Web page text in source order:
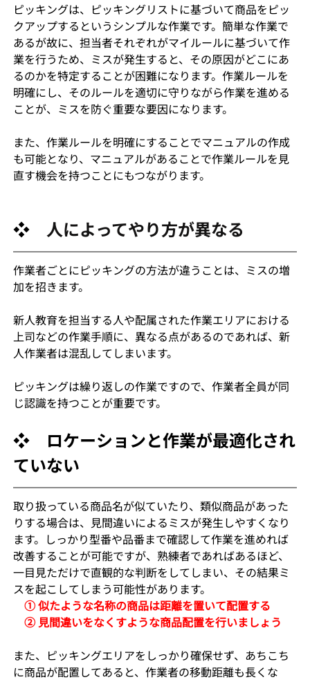
ピッキングは、ピッキングリストに基づいて商品をピッ
クアップするというシンプルな作業です。簡単な作業で
あるが故に、担当者それぞれがマイルールに基づいて作
業を行うため、ミスが発生すると、その原因がどこにあ
るのかを特定することが困難になります。作業ルールを
明確にし、そのルールを適切に守りながら作業を進める
ことが、ミスを防ぐ重要な要因になります。
また、作業ルールを明確にすることでマニュアルの作成
も可能となり、マニュアルがあることで作業ルールを見
直す機会を持つことにもつながります。
❖ 人によってやり方が異なる
作業者ごとにピッキングの方法が違うことは、ミスの増
加を招きます。
新人教育を担当する人や配属された作業エリアにおける
上司などの作業手順に、異なる点があるのであれば、新
人作業者は混乱してしまいます。
ピッキングは繰り返しの作業ですので、作業者全員が同
じ認識を持つことが重要です。
❖　ロケーションと作業が最適化され
ていない
取り扱っている商品名が似ていたり、類似商品があった
りする場合は、見間違いによるミスが発生しやすくなり
ます。しっかり型番や品番まで確認して作業を進めれば
改善することが可能ですが、熟練者であればあるほど、
一目見ただけで直観的な判断をしてしまい、その結果ミ
スを起こしてしまう可能性があります。
① 似たような名称の商品は距離を置いて配置する
② 見間違いをなくすような商品配置を行いましょう
また、ピッキングエリアをしっかり確保せず、あちこち
に商品が配置してあると、作業者の移動距離も長くな